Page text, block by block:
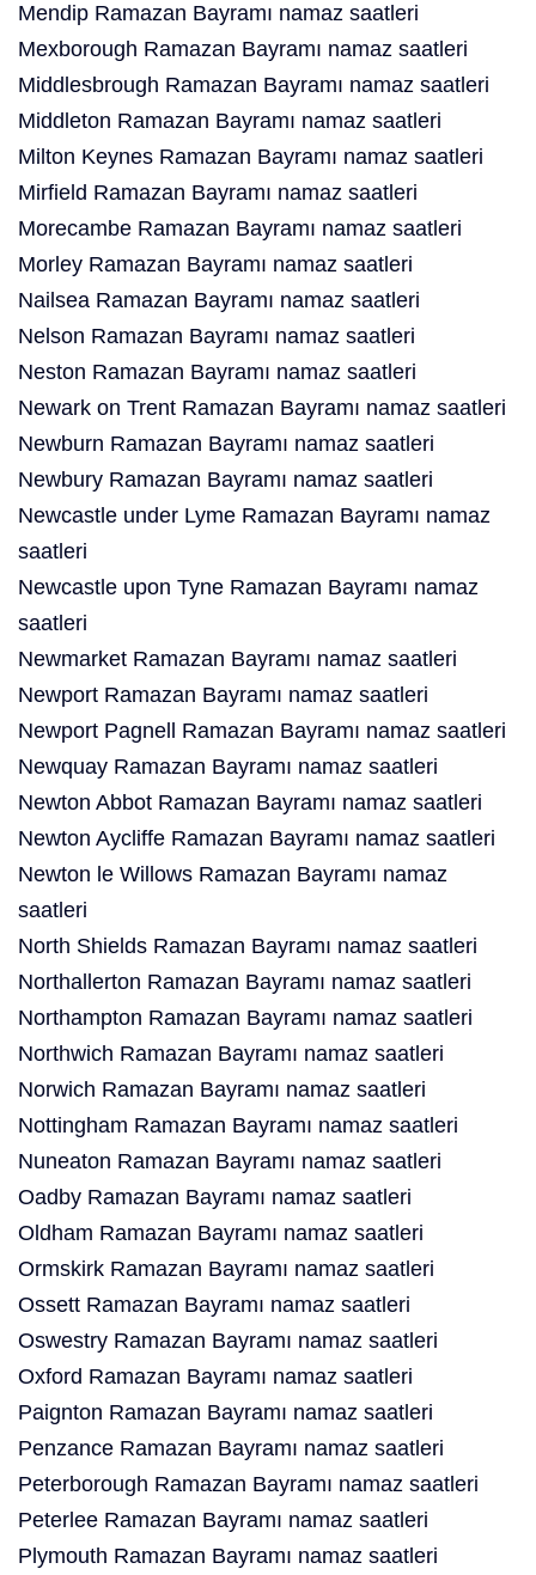
Mendip Ramazan Bayramı namaz saatleri
Mexborough Ramazan Bayramı namaz saatleri
Middlesbrough Ramazan Bayramı namaz saatleri
Middleton Ramazan Bayramı namaz saatleri
Milton Keynes Ramazan Bayramı namaz saatleri
Mirfield Ramazan Bayramı namaz saatleri
Morecambe Ramazan Bayramı namaz saatleri
Morley Ramazan Bayramı namaz saatleri
Nailsea Ramazan Bayramı namaz saatleri
Nelson Ramazan Bayramı namaz saatleri
Neston Ramazan Bayramı namaz saatleri
Newark on Trent Ramazan Bayramı namaz saatleri
Newburn Ramazan Bayramı namaz saatleri
Newbury Ramazan Bayramı namaz saatleri
Newcastle under Lyme Ramazan Bayramı namaz
saatleri
Newcastle upon Tyne Ramazan Bayramı namaz
saatleri
Newmarket Ramazan Bayramı namaz saatleri
Newport Ramazan Bayramı namaz saatleri
Newport Pagnell Ramazan Bayramı namaz saatleri
Newquay Ramazan Bayramı namaz saatleri
Newton Abbot Ramazan Bayramı namaz saatleri
Newton Aycliffe Ramazan Bayramı namaz saatleri
Newton le Willows Ramazan Bayramı namaz
saatleri
North Shields Ramazan Bayramı namaz saatleri
Northallerton Ramazan Bayramı namaz saatleri
Northampton Ramazan Bayramı namaz saatleri
Northwich Ramazan Bayramı namaz saatleri
Norwich Ramazan Bayramı namaz saatleri
Nottingham Ramazan Bayramı namaz saatleri
Nuneaton Ramazan Bayramı namaz saatleri
Oadby Ramazan Bayramı namaz saatleri
Oldham Ramazan Bayramı namaz saatleri
Ormskirk Ramazan Bayramı namaz saatleri
Ossett Ramazan Bayramı namaz saatleri
Oswestry Ramazan Bayramı namaz saatleri
Oxford Ramazan Bayramı namaz saatleri
Paignton Ramazan Bayramı namaz saatleri
Penzance Ramazan Bayramı namaz saatleri
Peterborough Ramazan Bayramı namaz saatleri
Peterlee Ramazan Bayramı namaz saatleri
Plymouth Ramazan Bayramı namaz saatleri